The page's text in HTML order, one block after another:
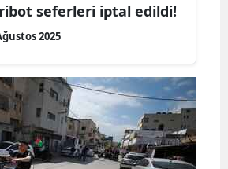
Manisa
Mardin
Muğla
seferleri iptal edildi!
2025